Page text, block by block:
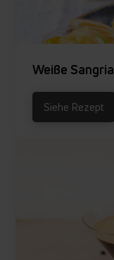
Weiße Sangria
Siehe Rezept